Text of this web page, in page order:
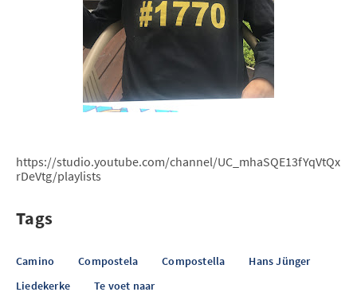
https://studio.youtube.com/channel/UC_mhaSQE13fYqVtQx
rDeVtg/playlists
Tags
Camino Compostela Compostella
Hans Jünger
Liedekerke
Te voet naar